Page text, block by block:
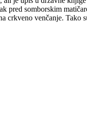
pred somborskim
crkveno venčanje.